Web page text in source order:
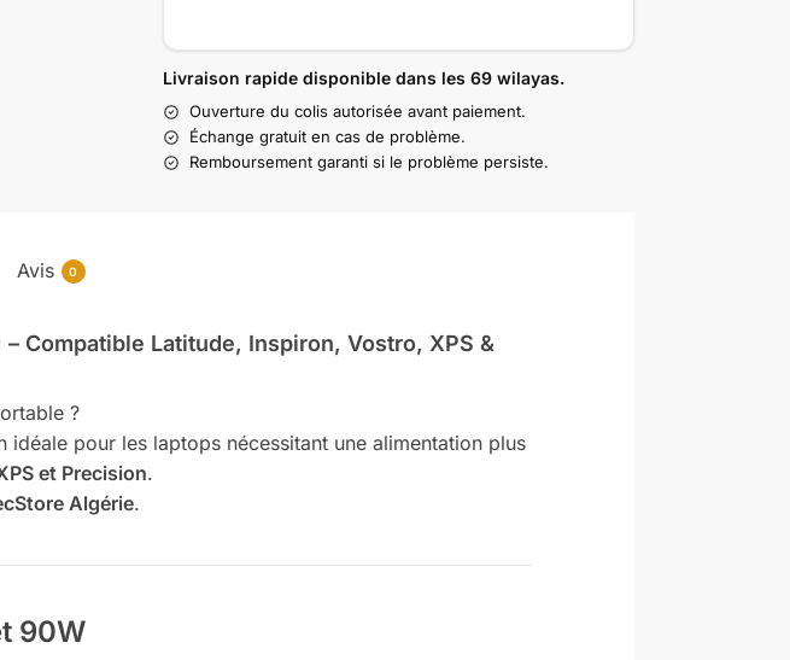
Livraison rapide disponible dans les 69 wilayas.
Ouverture du colis autorisée avant paiement.
Échange gratuit en cas de problème.
Remboursement garanti si le problème persiste.
Avis 0
– Compatible Latitude, Inspiron, Vostro, XPS &
?
idéale pour les laptops nécessitant une alimentation plus
et Precision.
Algérie.
90W